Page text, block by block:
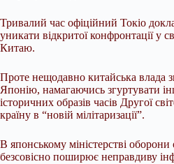
Тривалий час офіційний Токіо
уникати відкритої конфронтації у
Китаю.
Проте нещодавно китайська влада
Японію, намагаючись згуртувати
історичних образів часів Другої
країну в “новій мілітаризації”.
В японському міністерстві
безсовісно поширює неправдиву